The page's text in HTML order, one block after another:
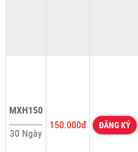
MXH150
30 Ngày
150.000đ ĐĂNG KÝ